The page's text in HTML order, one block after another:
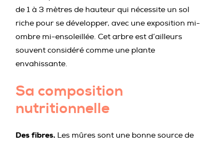
de 1 à 3 mètres de hauteur qui nécessite un sol
riche pour se développer, avec une exposition mi-
ombre mi-ensoleillée. Cet arbre est d’ailleurs
souvent considéré comme une plante
envahissante.
Sa composition
nutritionnelle
Des fibres. Les mûres sont une bonne source de